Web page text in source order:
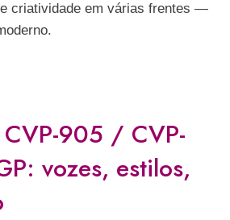
criatividade em várias frentes —
905 / CVP-
vozes, estilos,